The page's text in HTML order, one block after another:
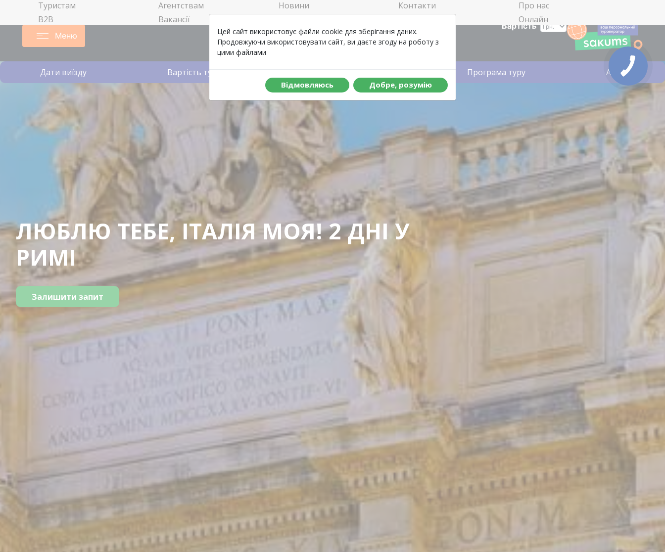
Цей сайт використовує файли cookie для зберігання даних.
Продовжуючи використовувати сайт, ви даєте згоду на роботу з
цими файлами
Вiдмовляюсь Добре, розумiю
Меню
Туристам Агентствам Новини Контакти
Про нас
B2B
Вакансії Онлайн
Вартість
Дати виїзду Вартість туру Програма туру Акції
ЛЮБЛЮ ТЕБЕ, ІТАЛІЯ МОЯ! 2 ДНІ У
РИМІ
Залишити запит